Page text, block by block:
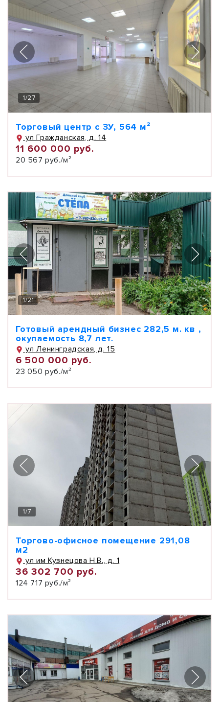
1/27
Торговый центр с ЗУ, 564 м²
ул Гражданская, д. 14
11 600 000 руб.
20 567 руб./м²
1/21
Готовый арендный бизнес 282,5 м. кв ,
окупаемость 8,7 лет.
ул Ленинградская, д. 15
6 500 000 руб.
23 050 руб./м²
1/7
Торгово-офисное помещение 291,08
м2
ул им Кузнецова Н.В., д. 1
36 302 700 руб.
124 717 руб./м²